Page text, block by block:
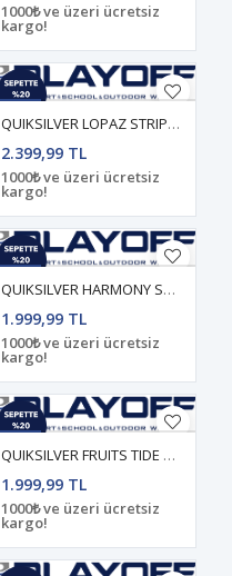
1000₺ ve üzeri ücretsiz
kargo!
QUIKSILVER LOPAZ STRIPED S Snow White - Stripe_1 ERKEK T-SHIRT
2.399,99 TL
1000₺ ve üzeri ücretsiz
kargo!
QUIKSILVER HARMONY SPIRAL Leprechaun - Solid ERKEK T-SHIRT
1.999,99 TL
1000₺ ve üzeri ücretsiz
kargo!
QUIKSILVER FRUITS TIDE Blue Haze - Solid ERKEK T-SHIRT
1.999,99 TL
1000₺ ve üzeri ücretsiz
kargo!